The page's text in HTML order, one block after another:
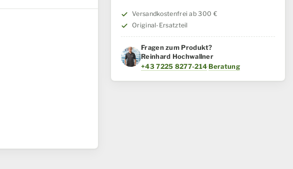
Steyr
Menge
Versandkostenfrei ab 300 €
Original-Ersatzteil
Fragen zum Produkt?
Reinhard Hochwallner
+43 7225 8277-214·Beratung